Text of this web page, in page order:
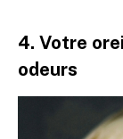
4. Votre
odeurs